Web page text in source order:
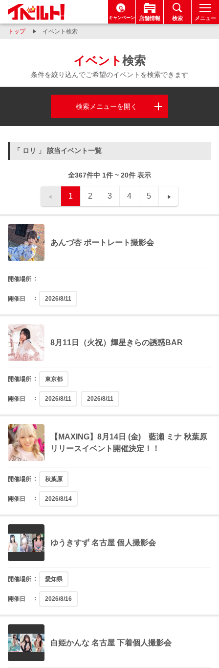
キャンペーン 店舗情報 検索 メニュー
トップ イベント検索
イベント検索
条件を絞り込んでご希望のイベントを検索できます
検索メニューを開く
「 ロリ 」 該当イベント一覧
全367件中 1件 ~ 20件 表示
1 2 3 4 5
あんづ杏 ポートレート撮影会
開催場所
開催日 2026/8/11
8月11日（火祝）輝星きらの誘惑BAR
開催場所 東京都
開催日 2026/8/11 2026/8/11
【MAXING】8月14日 (金) 藍瀬 ミナ 秋葉原
リリースイベント開催決定！！
開催場所 秋葉原
開催日 2026/8/14
ゆうきすず 名古屋 個人撮影会
開催場所 愛知県
開催日 2026/8/16
白姫かんな 名古屋 下着個人撮影会